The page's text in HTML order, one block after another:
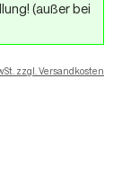
(außer bei
zzgl. Versandkosten